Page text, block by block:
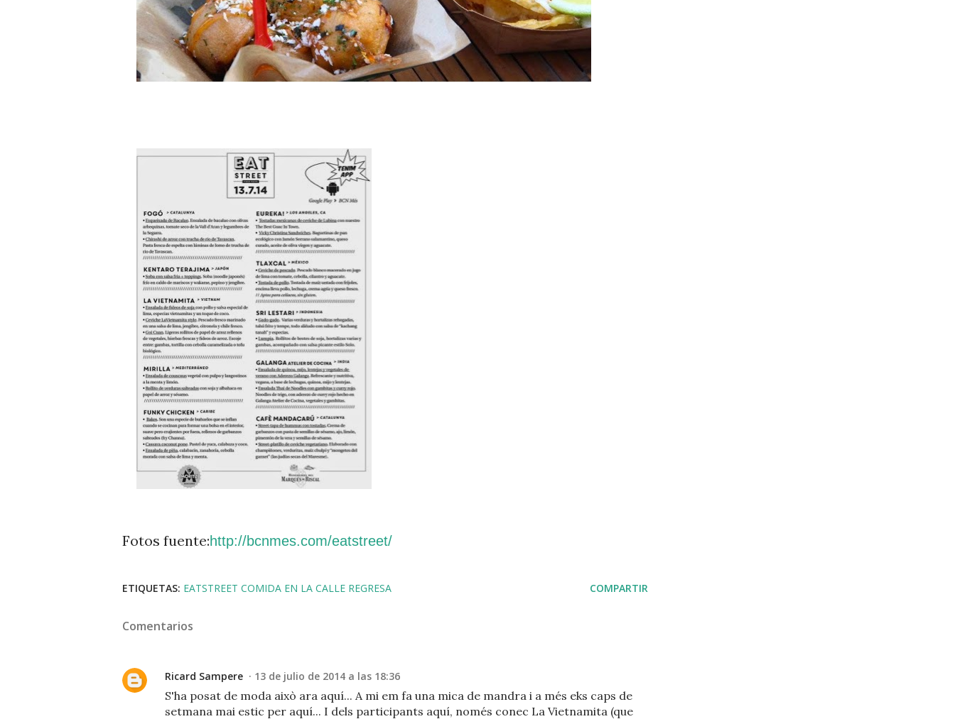
Fotos fuente:http://bcnmes.com/eatstreet/
ETIQUETAS: EATSTREET COMIDA EN LA CALLE REGRESA COMPARTIR
Comentarios
Ricard Sampere 13 de julio de 2014 a las 18:36
S'ha posat de moda això ara aquí... A mi em fa una mica de mandra i a més eks caps de
setmana mai estic per aquí... I dels participants aquí, només conec La Vietnamita (que